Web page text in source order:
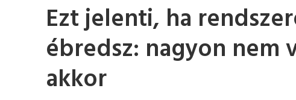
Ezt jelenti, ha
ébredsz: nagyon
akkor